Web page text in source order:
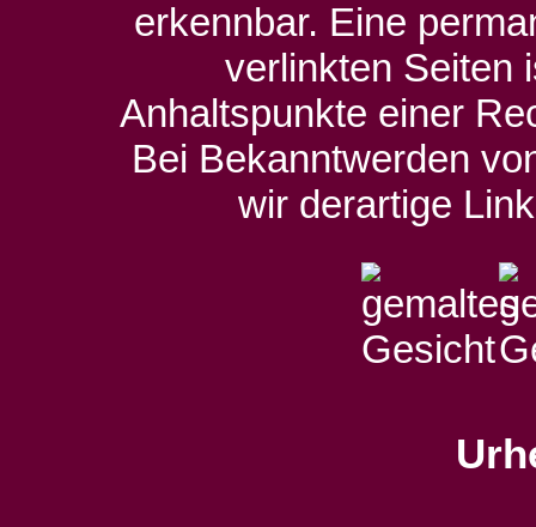
erkennbar. Eine
verlinkten Seiten
Anhaltspunkte einer
Bei Bekanntwerden
wir derartige